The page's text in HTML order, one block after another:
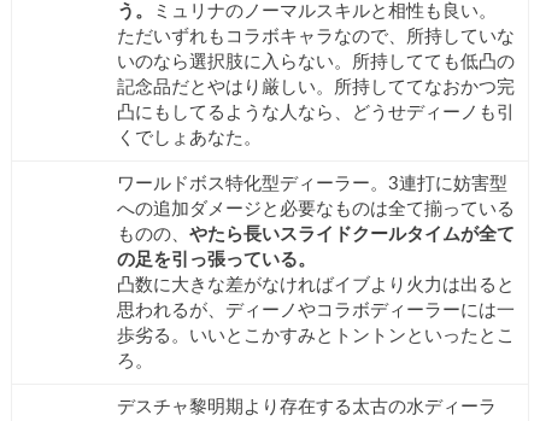
う。
ミュリナのノーマルスキルと相性も良い。
ただいずれもコラボキャラなので、所持していな
いのなら選択肢に入らない。所持してても低凸の
記念品だとやはり厳しい。所持しててなおかつ完
凸にもしてるような人なら、どうせディーノも引
くでしょあなた。
ワールドボス特化型ディーラー。3連打に妨害型
への追加ダメージと必要なものは全て揃っている
ものの、 やたら長いスライドクールタイムが全て
の足を引っ張っている。
凸数に大きな差がなければイブより火力は出ると
思われるが、ディーノやコラボディーラーには一
歩劣る。いいとこかすみとトントンといったとこ
ろ。
デスチャ黎明期より存在する太古の水ディーラ